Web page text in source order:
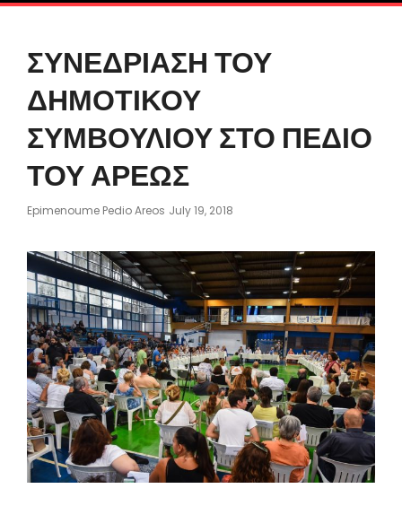
ΣΥΝΕΔΡΙΑΣΗ ΤΟΥ
ΔΗΜΟΤΙΚΟΥ
ΣΥΜΒΟΥΛΙΟΥ ΣΤΟ ΠΕΔΙΟ
ΤΟΥ ΑΡΕΩΣ
Epimenoume Pedio Areos Posted
July 19, 2018